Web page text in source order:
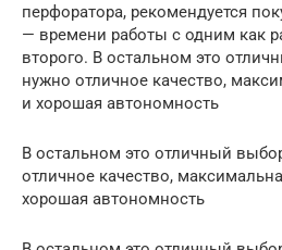
перфоратора, рекомендуется
— времени работы с одним как
второго. В остальном это
нужно отличное качество,
и хорошая автономность
В остальном это отличный
отличное качество,
хорошая автономность